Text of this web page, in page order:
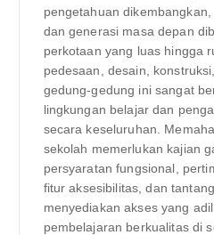
pengetahuan
dan generasi masa depan
perkotaan yang luas hingga
pedesaan, desain,
gedung-gedung ini sangat
lingkungan belajar dan
secara keseluruhan.
sekolah memerlukan kajian
persyaratan fungsional,
fitur aksesibilitas, dan
menyediakan akses yang
pembelajaran berkualitas di